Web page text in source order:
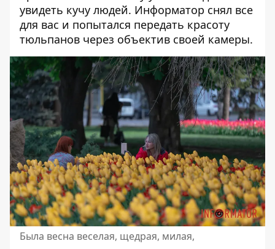
увидеть кучу людей. Информатор снял все
для вас и попытался передать красоту
тюльпанов через объектив своей камеры.
Была весна веселая, щедрая, милая,